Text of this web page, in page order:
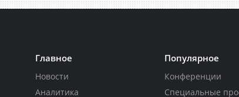
Главное
Новости
Аналитика
Популярное
Конференции
Специальные